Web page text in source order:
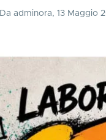
Daadminora, 13 Maggio